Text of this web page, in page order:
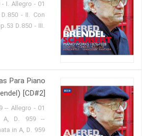
- I. Allegro
D.850 - II. Con
D.850 - III.
(Allegro
in A minor, Op.
post. 143 D.784
in A minor, Op.
III. Allegro vivace
Para Piano
[CD#2]
959 -- Allegro
A, D. 959 --
in A, D. 959